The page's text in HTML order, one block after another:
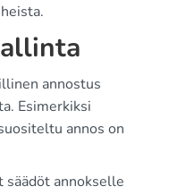
annostus
Esimerkiksi
annos on
säädöt annokselle